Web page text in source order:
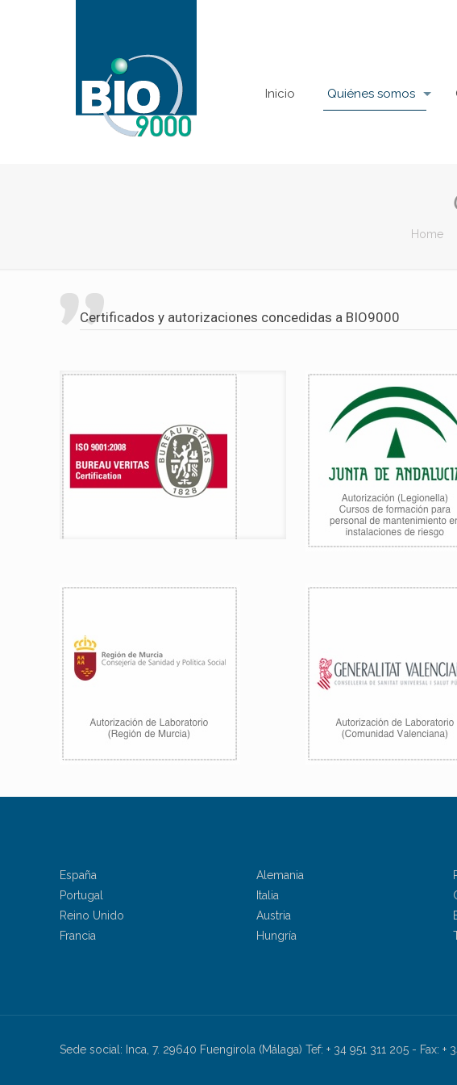
Inicio Quiénes somos
Home
Certificados y autorizaciones concedidas a BIO9000
España
Portugal
Reino Unido
Francia
Alemania
Italia
Austria
Hungría
Sede social: Inca, 7. 29640 Fuengirola (Málaga) Tef: + 34 951 311 205 - Fax: